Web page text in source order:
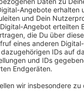
Der Kater trägt kein
Wer den "Buffon"
(02104/919010 oder
Buffons Familie her.